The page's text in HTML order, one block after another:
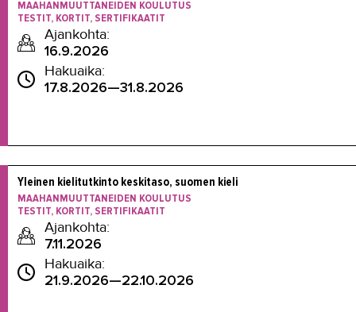
MAAHANMUUTTANEIDEN KOULUTUS
TESTIT, KORTIT, SERTIFIKAATIT
Ajankohta:
16.9.2026
Hakuaika:
17.8.2026—31.8.2026
Yleinen kielitutkinto keskitaso, suomen kieli
MAAHANMUUTTANEIDEN KOULUTUS
TESTIT, KORTIT, SERTIFIKAATIT
Ajankohta:
7.11.2026
Hakuaika:
21.9.2026—22.10.2026